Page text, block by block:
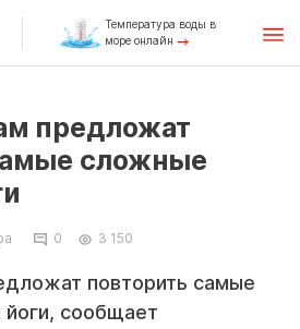
Температура воды в
море онлайн
предложат
сложные
0 3 150
повторить самые
сообщает